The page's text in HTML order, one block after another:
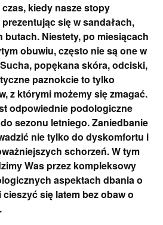
kiedy nasze stopy
się w sandałach,
Niestety, po miesiącach
obuwiu, często nie są one w
popękana skóra, odciski,
paznokcie to tylko
z którymi możemy się zmagać.
odpowiednie podologiczne
sezonu letniego. Zaniedbanie
nie tylko do dyskomfortu i
schorzeń. W tym
Was przez kompleksowy
aspektach dbania o
się latem bez obaw o